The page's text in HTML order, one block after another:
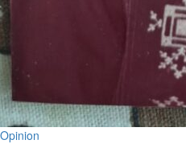
Opinion